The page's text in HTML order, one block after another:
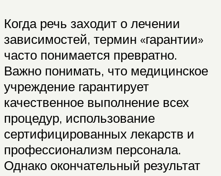
Когда речь заходит о лечении
зависимостей, термин «гарантии»
часто понимается превратно.
Важно понимать, что медицинское
учреждение гарантирует
качественное выполнение всех
процедур, использование
сертифицированных лекарств и
профессионализм персонала.
Однако окончательный результат